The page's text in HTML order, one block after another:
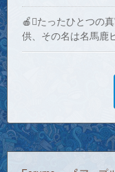
🍎たったひとつの
供、その名は名馬鹿